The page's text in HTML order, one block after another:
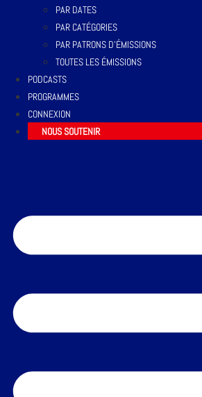
PAR DATES
PAR CATÉGORIES
PAR PATRONS D’ÉMISSIONS
TOUTES LES ÉMISSIONS
PODCASTS
PROGRAMMES
CONNEXION
NOUS SOUTENIR